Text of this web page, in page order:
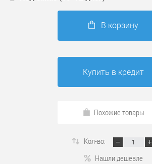
В корзину
Купить в кредит
Похожие товары
Кол-во:
Нашли дешевле